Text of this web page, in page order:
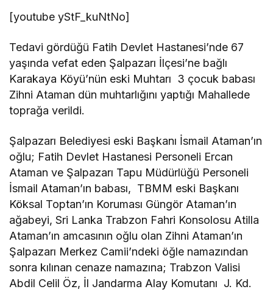
[youtube yStF_kuNtNo]
Tedavi gördüğü Fatih Devlet Hastanesi’nde 67
yaşında vefat eden Şalpazarı İlçesi’ne bağlı
Karakaya Köyü’nün eski Muhtarı 3 çocuk babası
Zihni Ataman dün muhtarlığını yaptığı Mahallede
toprağa verildi.
Şalpazarı Belediyesi eski Başkanı İsmail Ataman’ın
oğlu; Fatih Devlet Hastanesi Personeli Ercan
Ataman ve Şalpazarı Tapu Müdürlüğü Personeli
İsmail Ataman’ın babası, TBMM eski Başkanı
Köksal Toptan’ın Koruması Güngör Ataman’ın
ağabeyi, Sri Lanka Trabzon Fahri Konsolosu Atilla
Ataman’ın amcasının oğlu olan Zihni Ataman’ın
Şalpazarı Merkez Camii’ndeki öğle namazından
sonra kılınan cenaze namazına; Trabzon Valisi
Abdil Celil Öz, İl Jandarma Alay Komutanı J. Kd.